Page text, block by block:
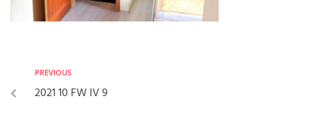
PREVIOUS
2021 10 FW IV 9